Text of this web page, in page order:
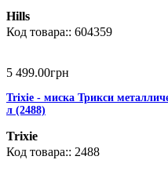
Hills
604359
5 499.00грн
Trixie - миска Трикси
л (2488)
Trixie
2488